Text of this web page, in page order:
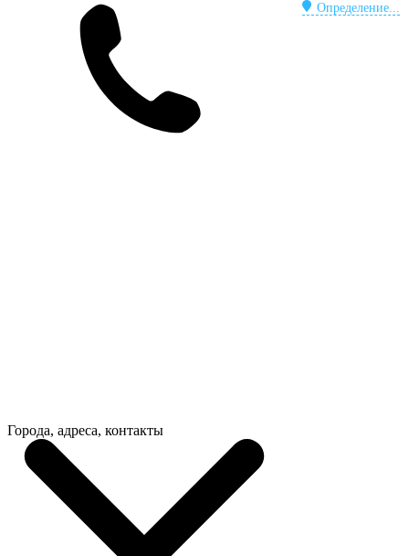
Определение...
Города, адреса, контакты